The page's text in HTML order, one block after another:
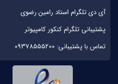
آی دی تلگرام استاد رامین رضوی
پشتیبانی تلگرام کنکور کامپیوتر
تماس با پشتیبانی: 09378555200